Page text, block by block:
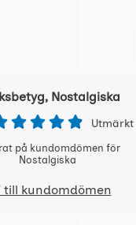
Nostalgiska
Utmärkt
på kundomdömen för
Nostalgiska
till kundomdömen